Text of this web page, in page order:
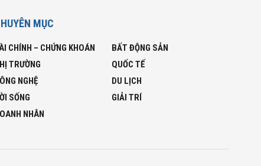
MỤC
CHÍNH – CHỨNG KHOÁN
BẤT ĐỘNG SẢN
TRƯỜNG
QUỐC TẾ
NGHỆ
DU LỊCH
SỐNG
GIẢI TRÍ
NHÂN